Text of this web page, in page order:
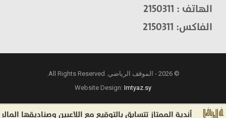
الهاتف : 2150311
الفاكس: 2150311
© 2026 - الموقف الرياضي. All Rights Reserved.
Website Design:Imtyaz.sy
أندية الممتاز تتسابق بالتوقيع مع اللاعبين وصناديقها المالية